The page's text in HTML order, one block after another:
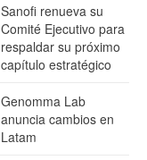
Sanofi renueva su
Comité Ejecutivo para
respaldar su próximo
capítulo estratégico
Genomma Lab
anuncia cambios en
Latam